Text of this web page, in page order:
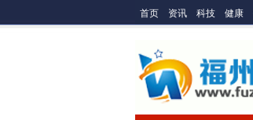
首页 资讯 科技 健康